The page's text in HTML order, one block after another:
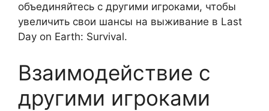
объединяйтесь с другими игроками, чтобы
увеличить свои шансы на выживание в Last
Day on Earth: Survival.
Взаимодействие с
другими игроками